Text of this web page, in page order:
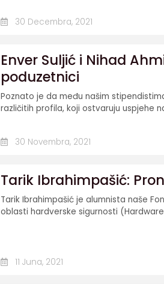
30 Decembra, 2021
Enver Suljić i Nihad
poduzetnici
Poznato je da među našim
različitih profila, koji ostvaruju uspjehe
30 Novembra, 2021
Tarik Ibrahimpašić:
Tarik Ibrahimpašić je alumnista naše
oblasti hardverske sigurnosti
11 Juna, 2021